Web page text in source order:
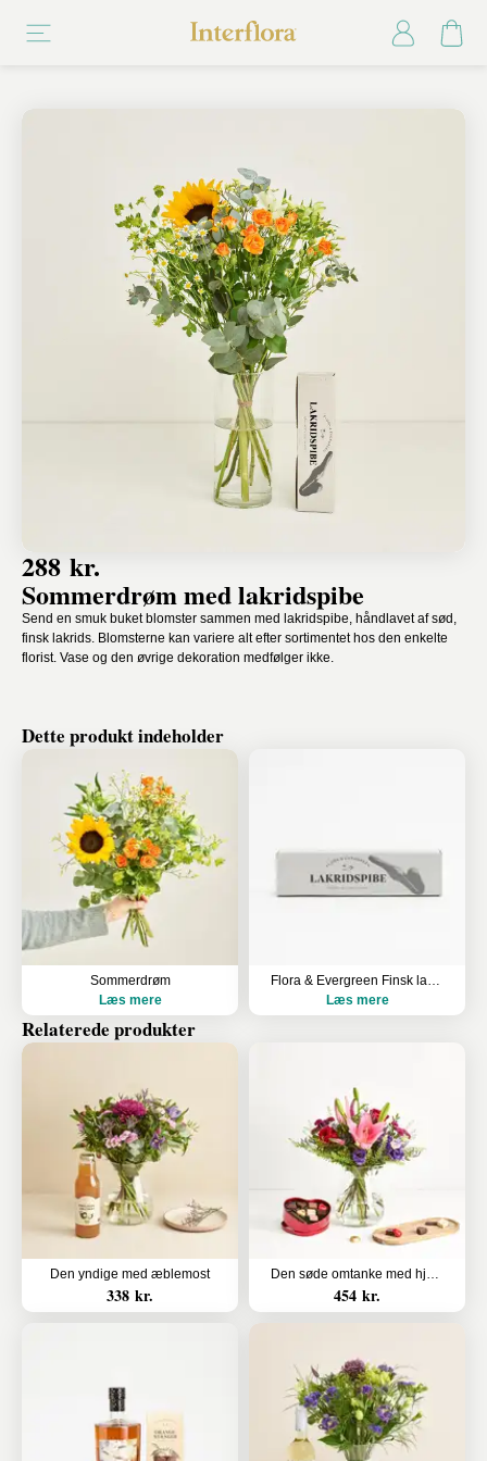
288 kr.
Sommerdrøm med lakridspibe
Send en smuk buket blomster sammen med lakridspibe, håndlavet af sød,
finsk lakrids. Blomsterne kan variere alt efter sortimentet hos den enkelte
florist. Vase og den øvrige dekoration medfølger ikke.
Dette produkt indeholder
Sommerdrøm
Læs mere
Flora & Evergreen Finsk lakridspibe i gaveæske
Læs mere
Relaterede produkter
Den yndige med æblemost
338 kr.
Den søde omtanke med hjerte med chokolade
454 kr.